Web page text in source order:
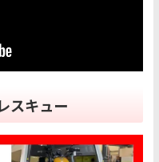
スキュー